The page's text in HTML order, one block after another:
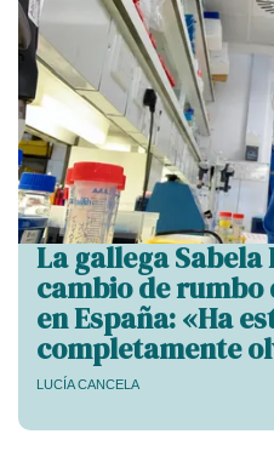
La gallega
cambio de rumbo
en España: «Ha
completamente
LUCÍA CANCELA